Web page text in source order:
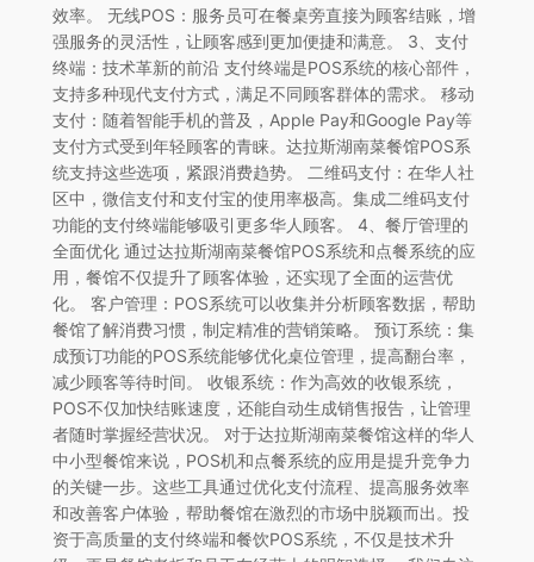
效率。 无线POS：服务员可在餐桌旁直接为顾客结账，增
强服务的灵活性，让顾客感到更加便捷和满意。 3、支付
终端：技术革新的前沿 支付终端是POS系统的核心部件，
支持多种现代支付方式，满足不同顾客群体的需求。 移动
支付：随着智能手机的普及，Apple Pay和Google Pay等
支付方式受到年轻顾客的青睐。达拉斯湖南菜餐馆POS系
统支持这些选项，紧跟消费趋势。 二维码支付：在华人社
区中，微信支付和支付宝的使用率极高。集成二维码支付
功能的支付终端能够吸引更多华人顾客。 4、餐厅管理的
全面优化 通过达拉斯湖南菜餐馆POS系统和点餐系统的应
用，餐馆不仅提升了顾客体验，还实现了全面的运营优
化。 客户管理：POS系统可以收集并分析顾客数据，帮助
餐馆了解消费习惯，制定精准的营销策略。 预订系统：集
成预订功能的POS系统能够优化桌位管理，提高翻台率，
减少顾客等待时间。 收银系统：作为高效的收银系统，
POS不仅加快结账速度，还能自动生成销售报告，让管理
者随时掌握经营状况。 对于达拉斯湖南菜餐馆这样的华人
中小型餐馆来说，POS机和点餐系统的应用是提升竞争力
的关键一步。这些工具通过优化支付流程、提高服务效率
和改善客户体验，帮助餐馆在激烈的市场中脱颖而出。投
资于高质量的支付终端和餐饮POS系统，不仅是技术升